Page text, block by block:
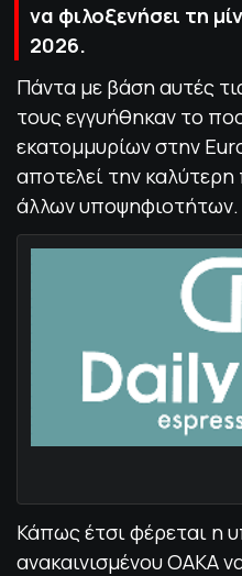
να φιλοξενήσει τη
2026.
Πάντα με βάση αυτές
τους εγγυήθηκαν το
εκατομμυρίων στην
αποτελεί την
άλλων υποψηφιοτήτων.
Κάπως έτσι φέρεται η
ανακαινισμένου OAKA